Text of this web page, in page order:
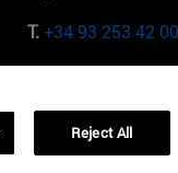
T.+34 93 253 42 00
01321001 Bela
Reject All